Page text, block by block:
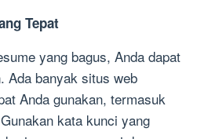
Tepat
yang bagus, Anda dapat
Ada banyak situs web
Anda gunakan, termasuk
kata kunci yang